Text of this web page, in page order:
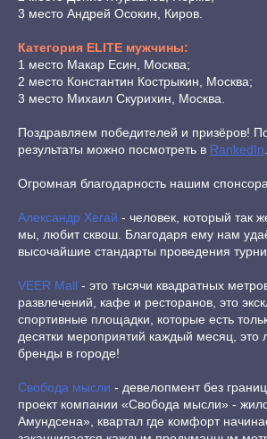
3 место Андрей Осокин, Киров.
Категория ELITE мужчины:
1 место Макар Есин, Москва;
2 место Константин Кострыкин, Москва;
3 место Михаил Скурихин, Москва.
Поздравляем победителей и призёров!
результаты можно посмотреть в RankedIn.
Огромная благодарность нашим
Александр Хегай - человек, который так
мы, любит сквош. Благодаря ему нам
высочайшие стандарты проведения
VEER Mall - это тысячи квадратных
развлечений, кафе и ресторанов, это
спортивные площадки, которые есть
десятки мероприятий каждый месяц, это
бренды в городе!
Свобода мысли - девелопмент без
проект компании «Свобода мысли» -
Амундсена», квартал где комфорт